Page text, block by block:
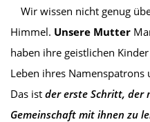
Wir wissen nicht genug
Himmel. Unsere Mutter
haben ihre geistlichen
Leben ihres Namenspatrons
Das ist der erste Schritt, der
Gemeinschaft mit ihnen zu